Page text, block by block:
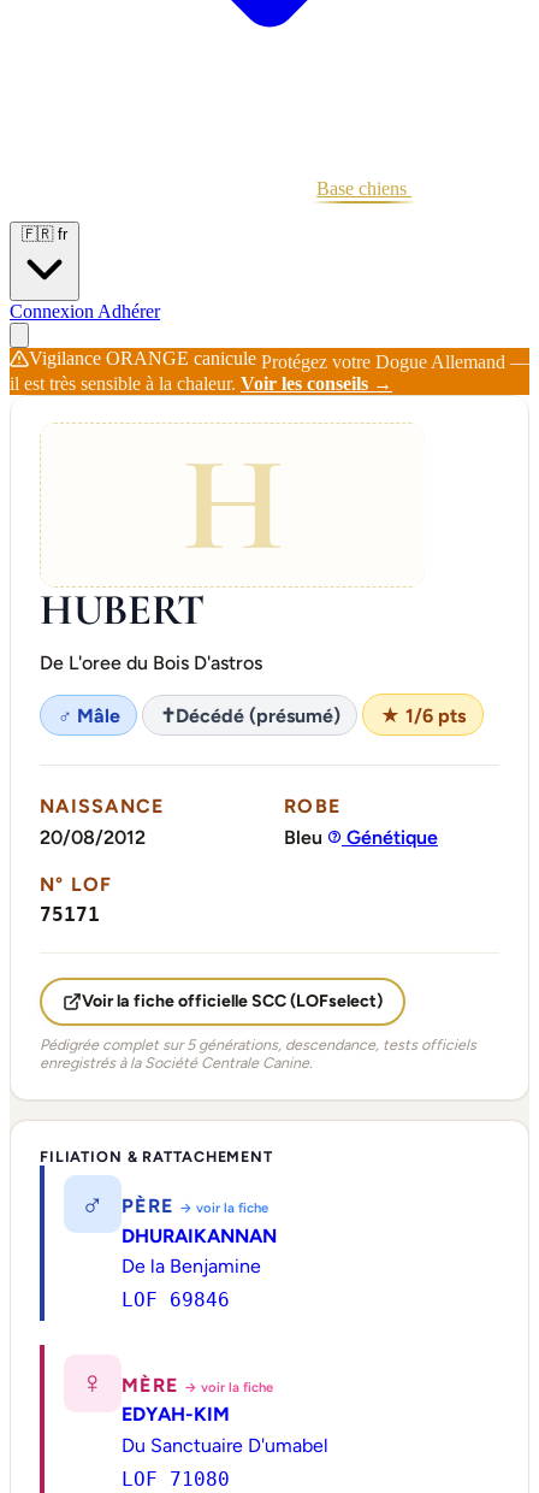
Base chiens
🇫🇷 fr
Connexion Adhérer
Vigilance ORANGE canicule Protégez votre Dogue Allemand —
il est très sensible à la chaleur. Voir les conseils →
H
HUBERT
De L'oree du Bois D'astros
♂ Mâle ✝Décédé (présumé) ★ 1/6 pts
NAISSANCE
20/08/2012
ROBE
Bleu
Génétique
N° LOF
75171
Voir la fiche officielle SCC (LOFselect)
Pédigrée complet sur 5 générations, descendance, tests officiels
enregistrés à la Société Centrale Canine.
FILIATION & RATTACHEMENT
♂ PÈRE → voir la fiche
DHURAIKANNAN
De la Benjamine
LOF 69846
♀ MÈRE → voir la fiche
EDYAH-KIM
Du Sanctuaire D'umabel
LOF 71080